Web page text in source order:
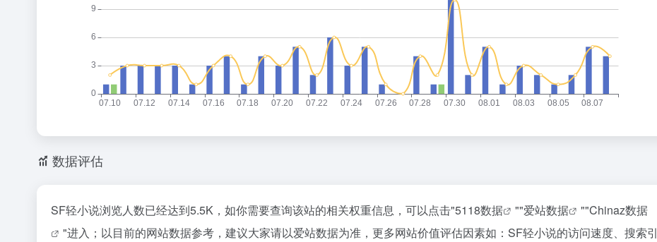
数据评估
SF轻小说浏览人数已经达到5.5K，如你需要查询该站的相关权重信息，可以点击"5118数据 ""爱站数据 ""Chinaz数据
"进入；以目前的网站数据参考，建议大家请以爱站数据为准，更多网站价值评估因素如：SF轻小说的访问速度、搜索引